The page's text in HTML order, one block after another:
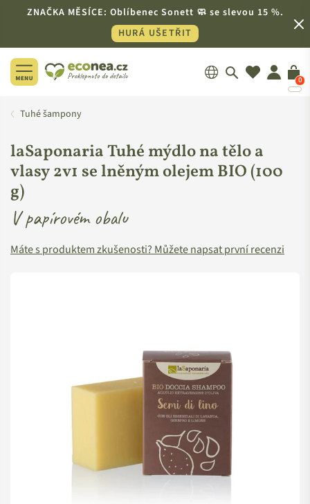
ZNAČKA MĚSÍCE: Oblíbenec Sonett 🧼 se slevou 15 %.
HURÁ UŠETŘIT
0
Tuhé šampony
laSaponaria Tuhé mýdlo na tělo a
vlasy 2v1 se lněným olejem BIO (100
g)
V papírovém obalu
Máte s produktem zkušenosti? Můžete napsat první recenzi